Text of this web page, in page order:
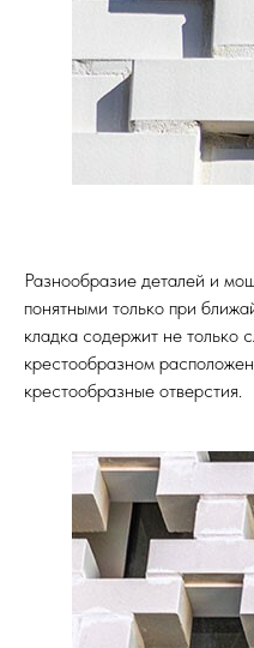
Разнообразие деталей и
понятными только при
кладка содержит не только
крестообразном
крестообразные отверстия.